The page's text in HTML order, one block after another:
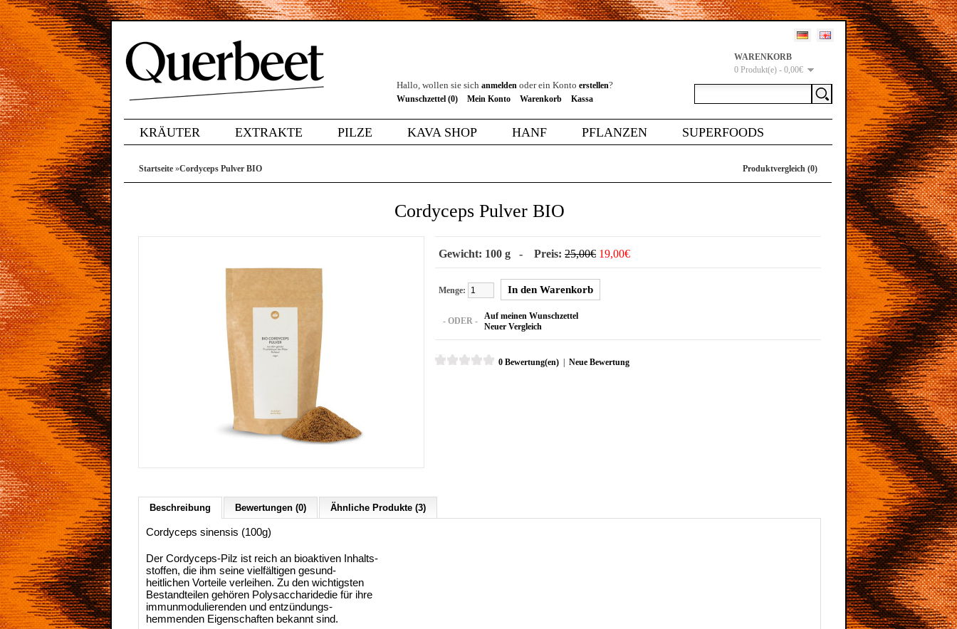
WARENKORB
0 Produkt(e) - 0,00€
Hallo, wollen sie sich anmelden oder ein Konto erstellen?
Wunschzettel (0) Mein Konto Warenkorb Kassa
KRÄUTER EXTRAKTE PILZE KAVA SHOP HANF PFLANZEN SUPERFOODS
Startseite »Cordyceps Pulver BIO Produktvergleich (0)
Cordyceps Pulver BIO
Gewicht: 100 g - Preis: 25,00€ 19,00€
Menge:
- ODER -
Auf meinen Wunschzettel
Neuer Vergleich
0 Bewertung(en) Neue Bewertung
Beschreibung Bewertungen (0) Ähnliche Produkte (3)
Cordyceps sinensis (100g)
Der Cordyceps-Pilz ist reich an bioaktiven Inhalts-
stoffen, die ihm seine vielfältigen gesund-
heitlichen Vorteile verleihen. Zu den wichtigsten
Bestandteilen gehören Polysaccharidedie für ihre
immunmodulierenden und entzündungs-
hemmenden Eigenschaften bekannt sind.